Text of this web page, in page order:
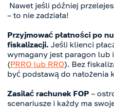
Nawet jeśli później
– to nie zadziała!
Przyjmować płatności po
fiskalizacji. Jeśli klienci
wymagany jest paragon
(PRRO lub RRO). Bez
być podstawą do nałożenia
Zasilać rachunek FOP –
scenariusze i każdy ma